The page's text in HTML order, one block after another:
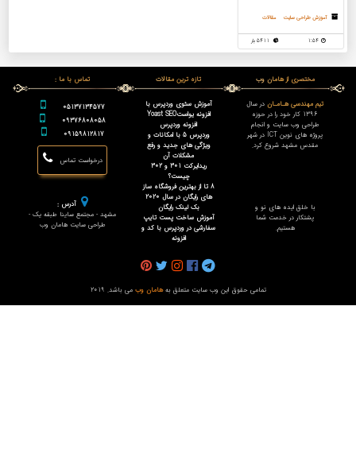
آموزش طراحی سایت مقالات
1:54
مختصری از هامان وب
تیم مهندسی هـامـان در سال
1396 کار خود را در حوزه
طراحی وب سایت و انجام
پروژه های نوین ICT در شهر
مقدس مشهد شروع کرد.
با خلق ایده های نو و
پشتکار در خدمت شما
هستیم.
تازه ترین مقالات
آموزش سئوی وردپرس با
افزونه یواستYoast SEO
افزونه وردپرس
وردپرس 5 با امکانات و
ویژگی های جدید و رفع
مشکلات آن
ریدایرکت 301 و 302
چیست؟
8 تا از بهترین فروشگاه ساز
های رایگان در سال 2020
بک لینک رایگان
آموزش ساخت پست تایپ
سفارشی در وردپرس با کد و
افزونه
تماس با ما :
05137134577
09376808058
09159812817
درخواست تماس
آدرس :
مشهد - مجتمع ساینا طبقه یک -
طراحی سایت هامان وب
تمامی حقوق این وب سایت متعلق بههامان وب می باشد. 2019